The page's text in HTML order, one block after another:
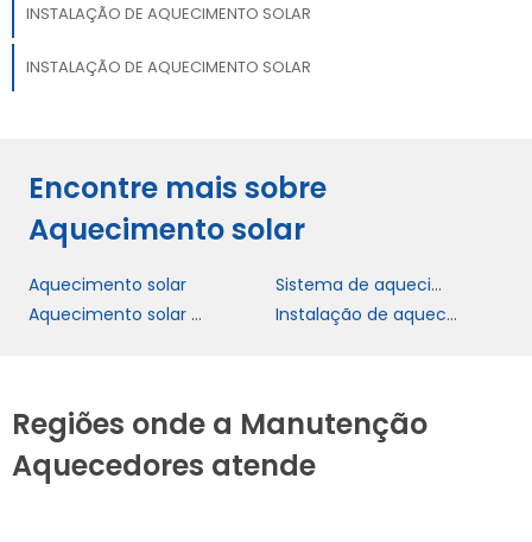
INSTALAÇÃO DE AQUECIMENTO SOLAR
INSTALAÇÃO DE AQUECIMENTO SOLAR
Encontre mais sobre
Aquecimento solar
Aquecimento solar
Sistema de aquecimento solar
Aquecimento solar para residências
Instalação de aquecimento solar
Regiões onde a Manutenção
Aquecedores atende